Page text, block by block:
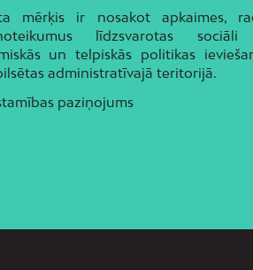
mērķis ir nosakot apkaimes,
līdzsvarotas
un telpiskās politikas
administratīvajā teritorijā.
paziņojums